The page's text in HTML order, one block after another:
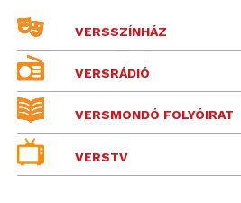
VERSSZÍNHÁZ
VERSRÁDIÓ
VERSMONDÓ FOLYÓIRAT
VERSTV